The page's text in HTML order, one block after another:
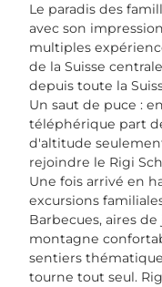
Le paradis des
avec son
multiples
de la Suisse
depuis toute la
Un saut de puce :
téléphérique part
d'altitude
rejoindre le Rigi
Une fois arrivé en
excursions
Barbecues, aires
montagne
sentiers
tourne tout seul.